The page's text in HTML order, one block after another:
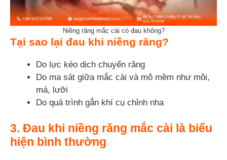
Niềng răng mắc cài có đau không?
Tại sao lại đau khi niềng răng?
Do lực kéo dịch chuyển răng
Do ma sát giữa mắc cài và mô mềm như môi,
má, lưỡi
Do quá trình gắn khí cụ chỉnh nha
3. Đau khi niềng răng mắc cài là biểu
hiện bình thường